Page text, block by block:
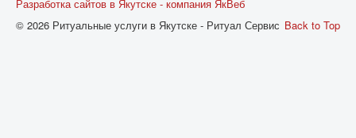
Разработка сайтов в Якутске - компания ЯкВеб
Back to Top
© 2026 Ритуальные услуги в Якутске - Ритуал Сервис